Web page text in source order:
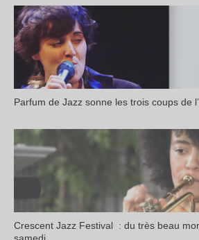
Parfum de Jazz sonne les trois coups de
Crescent Jazz Festival : du très beau